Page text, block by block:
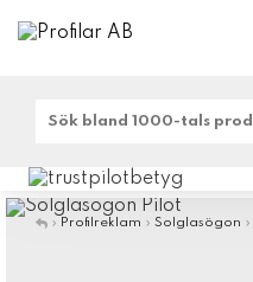
» Profilreklam » Solglasögon »